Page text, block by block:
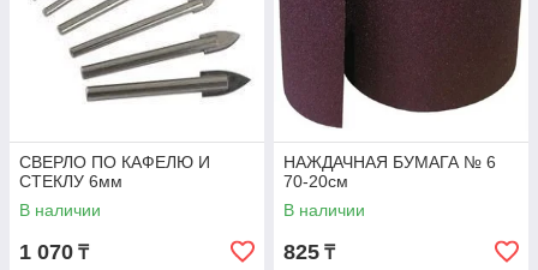
СВЕРЛО ПО КАФЕЛЮ И
СТЕКЛУ 6мм
В наличии
1 070 ₸
НАЖДАЧНАЯ БУМАГА № 6
70-20см
В наличии
825 ₸